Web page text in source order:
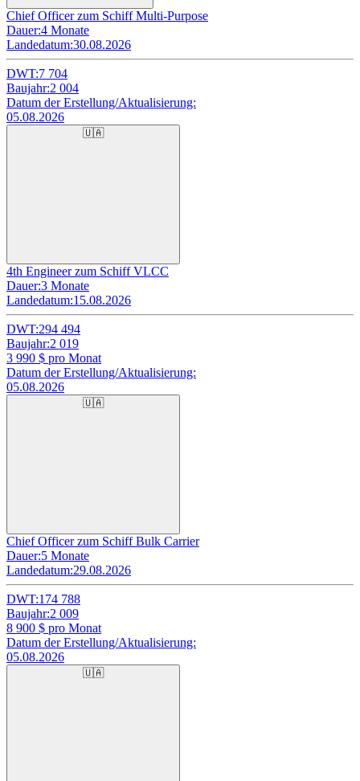
Chief Officer zum Schiff Multi-Purpose
Dauer:4 Monate
Landedatum:30.08.2026
DWT:7 704
Baujahr:2 004
Datum der Erstellung/Aktualisierung:
05.08.2026
🇺🇦
4th Engineer zum Schiff VLCC
Dauer:3 Monate
Landedatum:15.08.2026
DWT:294 494
Baujahr:2 019
3 990 $ pro Monat
Datum der Erstellung/Aktualisierung:
05.08.2026
🇺🇦
Chief Officer zum Schiff Bulk Carrier
Dauer:5 Monate
Landedatum:29.08.2026
DWT:174 788
Baujahr:2 009
8 900 $ pro Monat
Datum der Erstellung/Aktualisierung:
05.08.2026
🇺🇦